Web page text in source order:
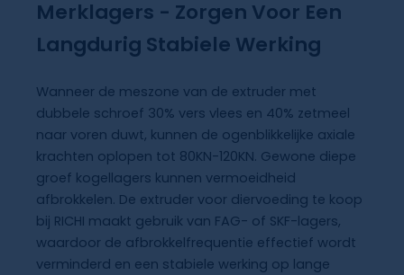
Merklagers - Zorgen Voor Een
Langdurig Stabiele Werking
Wanneer de meszone van de extruder met
dubbele schroef 30% vers vlees en 40% zetmeel
naar voren duwt, kunnen de ogenblikkelijke axiale
krachten oplopen tot 80KN-120KN. Gewone diepe
groef kogellagers kunnen vermoeidheid
afbrokkelen. De extruder voor diervoeding te koop
bij RICHI maakt gebruik van FAG- of SKF-lagers,
waardoor de afbrokkelfrequentie effectief wordt
verminderd en een stabiele werking op lange